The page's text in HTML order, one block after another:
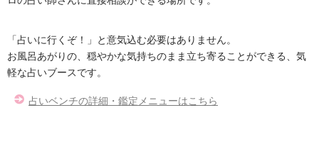
「占いに行くぞ！」と意気込む必要はありません。
お風呂あがりの、穏やかな気持ちのまま立ち寄ることができる、気
軽な占いブースです。
占いベンチの詳細・鑑定メニューはこちら